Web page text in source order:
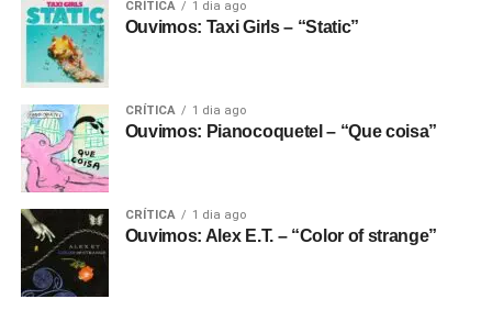
real é um disco bastante arrojado, rock de olho no pop e
vice-versa. É também um disco que ensina que, às vezes,
as histórias mais duras não terminam em vingança nem
em perdão – terminam no entendimento de que esse
mundo é cheio de gente sonsa mesmo.
Quem mais concorre
, com Private music
Linkin Park
enough.Yungblud
Quem deve ganhar : A tal info de que os votantes do
Grammy Latino estão no corpo de jurados talvez ajude os
Deftones. Ou o Linkin Park.
CRÍTICA 1 dia ago
Ouvimos: Taxi Girls – “Static”
CRÍTICA 1 dia ago
Ouvimos: Pianocoquetel – “Que coisa”
CRÍTICA 1 dia ago
Ouvimos: Alex E.T. – “Color of strange”